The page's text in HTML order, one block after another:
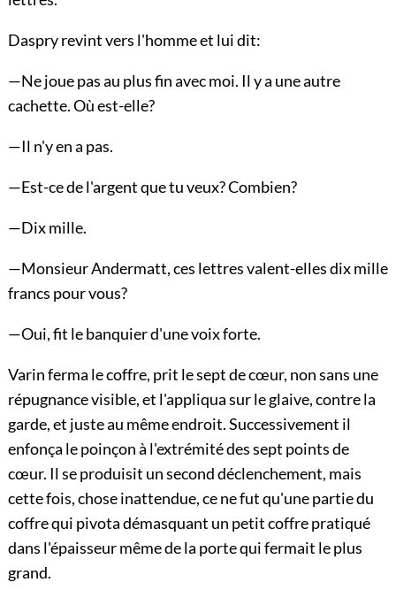
Daspry revint vers l'homme et lui dit:
—Ne joue pas au plus fin avec moi. Il y a une autre
cachette. Où est-elle?
—Il n'y en a pas.
—Est-ce de l'argent que tu veux? Combien?
—Dix mille.
—Monsieur Andermatt, ces lettres valent-elles dix mille
francs pour vous?
—Oui, fit le banquier d'une voix forte.
Varin ferma le coffre, prit le sept de cœur, non sans une
répugnance visible, et l'appliqua sur le glaive, contre la
garde, et juste au même endroit. Successivement il
enfonça le poinçon à l'extrémité des sept points de
cœur. Il se produisit un second déclenchement, mais
cette fois, chose inattendue, ce ne fut qu'une partie du
coffre qui pivota démasquant un petit coffre pratiqué
dans l'épaisseur même de la porte qui fermait le plus
grand.